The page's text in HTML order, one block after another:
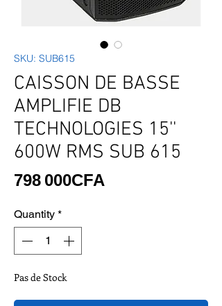
SKU: SUB615
CAISSON DE BASSE
AMPLIFIE DB
TECHNOLOGIES 15''
600W RMS SUB 615
798 000CFA
Quantity *
Pas de Stock